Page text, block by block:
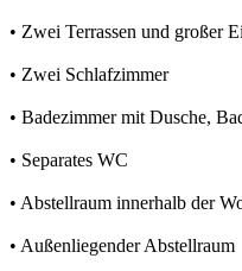
• Zwei Terrassen und großer
• Zwei Schlafzimmer
• Badezimmer mit Dusche,
• Separates WC
• Abstellraum innerhalb der
• Außenliegender Abstellraum